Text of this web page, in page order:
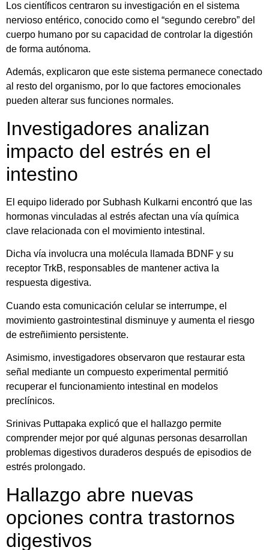
Los científicos centraron su investigación en el sistema
nervioso entérico, conocido como el “segundo cerebro” del
cuerpo humano por su capacidad de controlar la digestión
de forma autónoma.
Además, explicaron que este sistema permanece conectado
al resto del organismo, por lo que factores emocionales
pueden alterar sus funciones normales.
Investigadores analizan
impacto del estrés en el
intestino
El equipo liderado por Subhash Kulkarni encontró que las
hormonas vinculadas al estrés afectan una vía química
clave relacionada con el movimiento intestinal.
Dicha vía involucra una molécula llamada BDNF y su
receptor TrkB, responsables de mantener activa la
respuesta digestiva.
Cuando esta comunicación celular se interrumpe, el
movimiento gastrointestinal disminuye y aumenta el riesgo
de estreñimiento persistente.
Asimismo, investigadores observaron que restaurar esta
señal mediante un compuesto experimental permitió
recuperar el funcionamiento intestinal en modelos
preclínicos.
Srinivas Puttapaka explicó que el hallazgo permite
comprender mejor por qué algunas personas desarrollan
problemas digestivos duraderos después de episodios de
estrés prolongado.
Hallazgo abre nuevas
opciones contra trastornos
digestivos